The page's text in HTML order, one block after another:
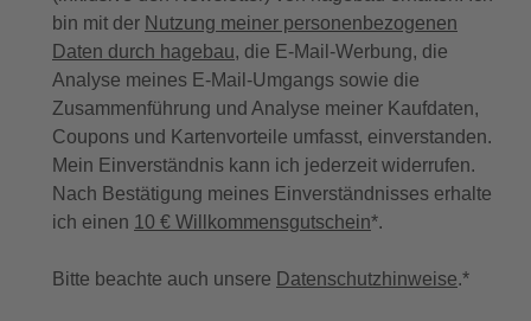
bin mit der Nutzung meiner personenbezogenen
Daten durch hagebau, die E-Mail-Werbung, die
Analyse meines E-Mail-Umgangs sowie die
Zusammenführung und Analyse meiner Kaufdaten,
Coupons und Kartenvorteile umfasst, einverstanden.
Mein Einverständnis kann ich jederzeit widerrufen.
Nach Bestätigung meines Einverständnisses erhalte
ich einen 10 € Willkommensgutschein*.
Bitte beachte auch unsere Datenschutzhinweise.